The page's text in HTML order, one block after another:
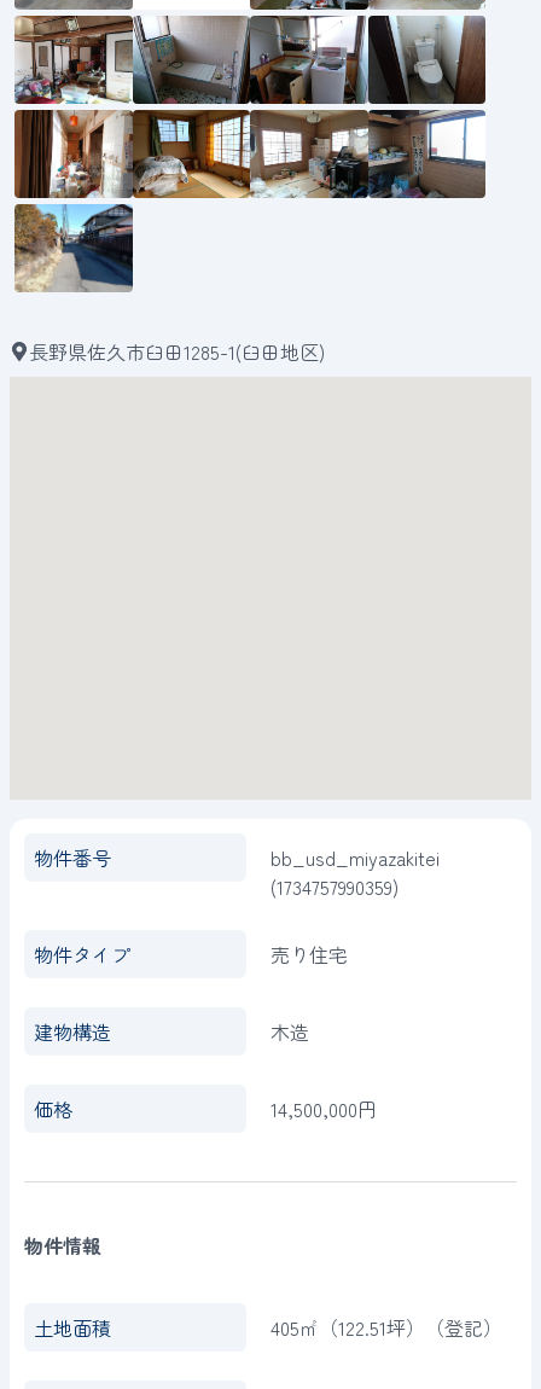
長野県佐久市臼田1285-1(臼田地区)
物件番号
bb_usd_miyazakitei
(1734757990359)
物件タイプ 売り住宅
建物構造 木造
価格 14,500,000円
物件情報
土地面積 405㎡（122.51坪）（登記）